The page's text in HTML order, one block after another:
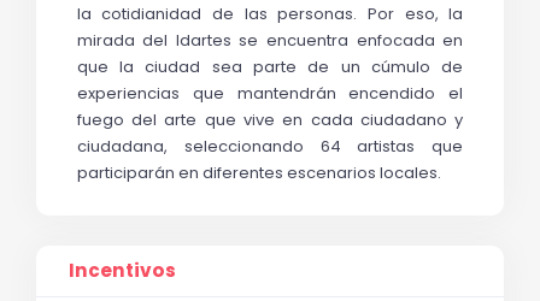
la cotidianidad de las personas. Por eso, la
mirada del Idartes se encuentra enfocada en
que la ciudad sea parte de un cúmulo de
experiencias que mantendrán encendido el
fuego del arte que vive en cada ciudadano y
ciudadana, seleccionando 64 artistas que
participarán en diferentes escenarios locales.
Incentivos